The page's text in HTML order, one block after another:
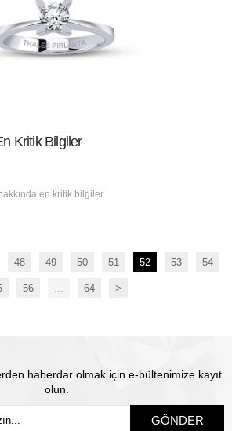
Kritik Bilgiler
en kritik bilgiler
48 49 50 51 52 53 54
56 64 >
haberdar olmak için e-bültenimize kayıt
olun.
GÖNDER